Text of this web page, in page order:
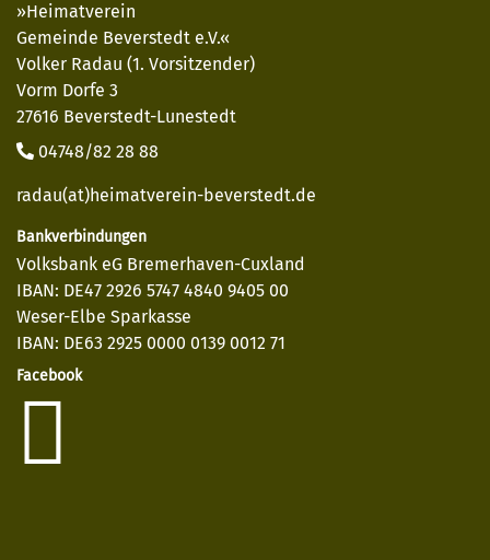
»Heimatverein
Gemeinde Beverstedt e.V.«
Volker Radau (1. Vorsitzender)
Vorm Dorfe 3
27616 Beverstedt-Lunestedt
04748/82 28 88
radau(at)heimatverein-beverstedt.de
Bankverbindungen
Volksbank eG Bremerhaven-Cuxland
IBAN: DE47 2926 5747 4840 9405 00
Weser-Elbe Sparkasse
IBAN: DE63 2925 0000 0139 0012 71
Facebook